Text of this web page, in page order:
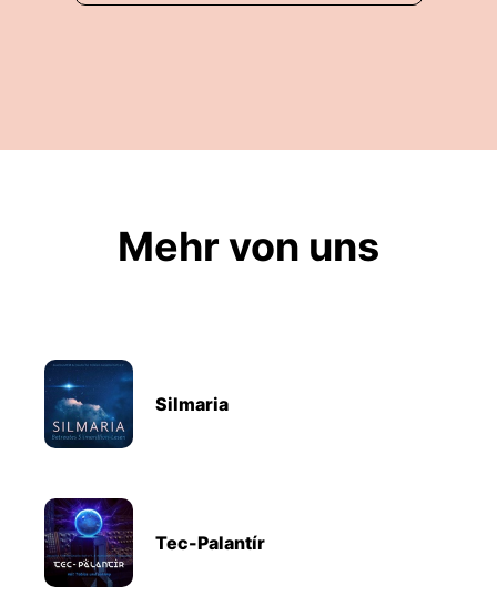
Mehr von uns
Silmaria
Tec-Palantír